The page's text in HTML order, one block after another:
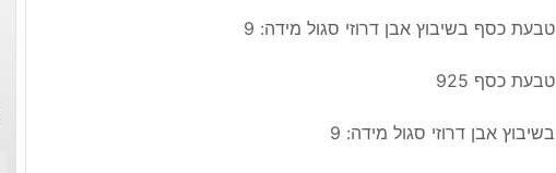
טבעת כסף בשיבוץ אבן דרוזי סגול מידה: 9
טבעת כסף 925
בשיבוץ אבן דרוזי סגול מידה: 9